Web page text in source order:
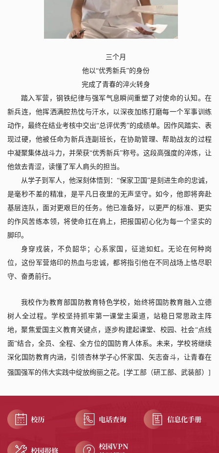
三个月
他以“优秀新兵”的身份
完成了青春的淬火转身
踏入军营，钢铁纪律与强军气息瞬间重塑了对使命的认知。在
新兵连，他挥洒满腔热忱与汗水，以深夜加练打磨每一个军事训练
动作，最终在结业考核中交出“总评优秀”的成绩单。因作风踏实、表
现过硬，他被任命为新兵连副班长，在协助管理、帮助战友的过程
中凝聚集体战斗力，并荣获“优秀新兵”称号。这段高强度的淬炼，让
他敛去青涩，读懂了军人肩头的担当。
从学子到军人，他深刻体悟到：“保家卫国”是刻进生命的忠诚，
是毫秒不差的精准，是平凡日夜里的无声坚守。如今，他即将奔赴
基层连队，面对更艰巨的任务。他已准备好，以更严的标准、更实
的作风苦练本领，将使命扛在肩上，把报国初心化为每一个坚实的
脚印。
身穿戎装，不负韶华；心系家国，征途如虹。无论在何种岗
位，这份军营烙印的热血与忠诚，都将指引他在不同战场上恪尽职
守、奋勇前行。
我校作为教育部国防教育特色学校，始终将国防教育融入立德
树人全过程。学校坚持抓牢第一课堂主渠道，站稳日常思政主阵
地，聚焦爱国主义教育关键点，逐步构建起课堂、校园、社会“点线
面”结合，全员、全程、全方位的国防育人体系。未来，学校将继续
深化国防教育内涵，引领杏林学子心怀家国、矢志奋斗，让青春在
强国强军的伟大实践中绽放绚丽之花。 [学工部（研工部、武装部） ]
校历 电话查询 信息化手册
校园报修
校园VPN